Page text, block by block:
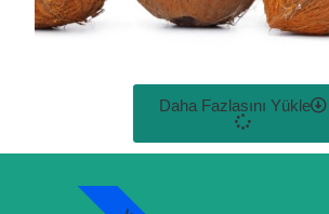
Daha Fazlasını Yükle